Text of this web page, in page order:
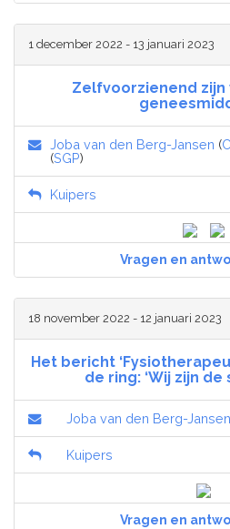
1 december 2022 - 13 januari 2023
Zelfvoorzienend zijn
Joba van den Berg-Jansen (
(SGP)
Kuipers
Vragen en
18 november 2022 - 12 januari 2023
Het bericht
de ring: ‘Wij zijn de
Joba van den Berg-Jansen
Kuipers
Vragen en